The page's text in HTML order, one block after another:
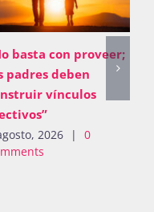
el acervo en el
violeta de la
del Campus
2026